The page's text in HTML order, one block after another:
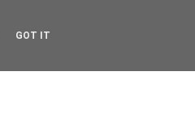
GOT IT